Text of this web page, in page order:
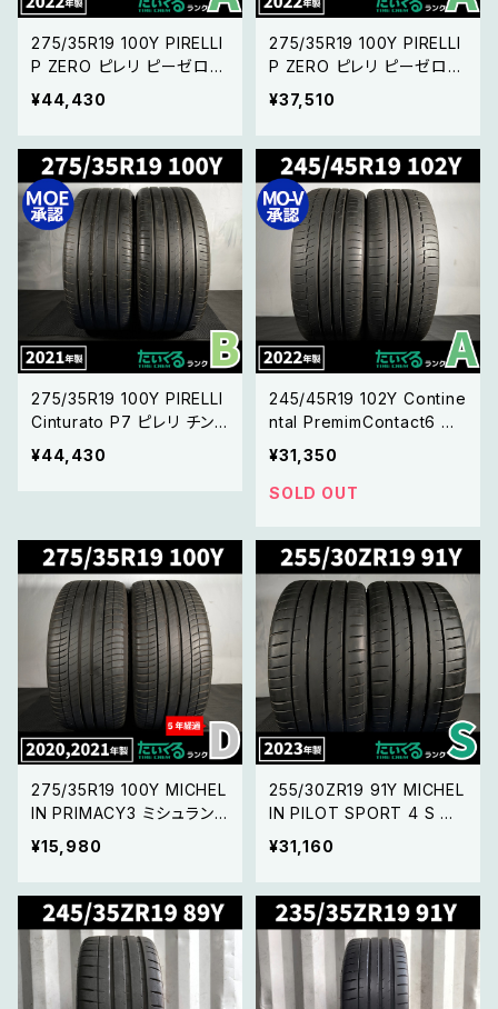
275/35R19 100Y PIRELLI
P ZERO ピレリ ピーゼロ
【22年製 MO承認マーク】2
本セット
¥44,430
275/35R19 100Y PIRELLI
P ZERO ピレリ ピーゼロ
【22年製 MO承認マーク】2
本セット
¥37,510
275/35R19 100Y PIRELLI
Cinturato P7 ピレリ チン
チュラート 【21年製 MOE承
認マーク】2本セット
¥44,430
245/45R19 102Y Contine
ntal PremimContact6 コ
ンチネンタル プレミアムコ
ンタクト6 2本 【22年製】
¥31,350
SOLD OUT
275/35R19 100Y MICHEL
IN PRIMACY3 ミシュラン
プライマシー3 【20年製 M
OEマーク】 2本セット
¥15,980
255/30ZR19 91Y MICHEL
IN PILOT SPORT 4 S ミ
シュラン パイロットスポー
ツ 4 S 【23年製】2本
¥31,160